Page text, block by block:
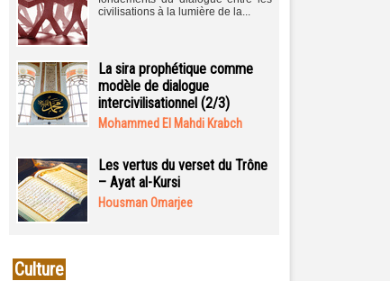
civilisations à la lumière de la...
La sira prophétique comme
modèle de dialogue
intercivilisationnel (2/3)
Mohammed El Mahdi Krabch
Les vertus du verset du Trône
– Ayat al-Kursi
Housman Omarjee
Culture